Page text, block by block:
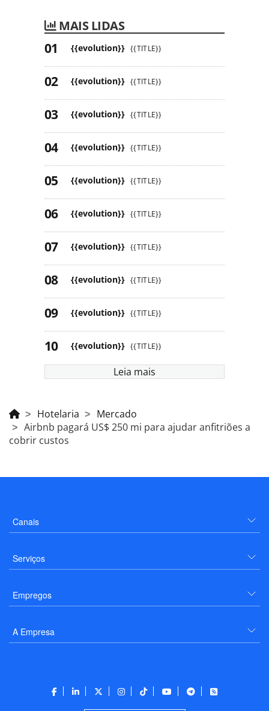
MAIS LIDAS
{{evolution}} {{TITLE}}
{{evolution}} {{TITLE}}
{{evolution}} {{TITLE}}
{{evolution}} {{TITLE}}
{{evolution}} {{TITLE}}
{{evolution}} {{TITLE}}
{{evolution}} {{TITLE}}
{{evolution}} {{TITLE}}
{{evolution}} {{TITLE}}
{{evolution}} {{TITLE}}
Leia mais
Hotelaria
Mercado
Airbnb pagará US$ 250 mi para ajudar anfitriões a
cobrir custos
Canais
Serviços
Empregos
A Empresa